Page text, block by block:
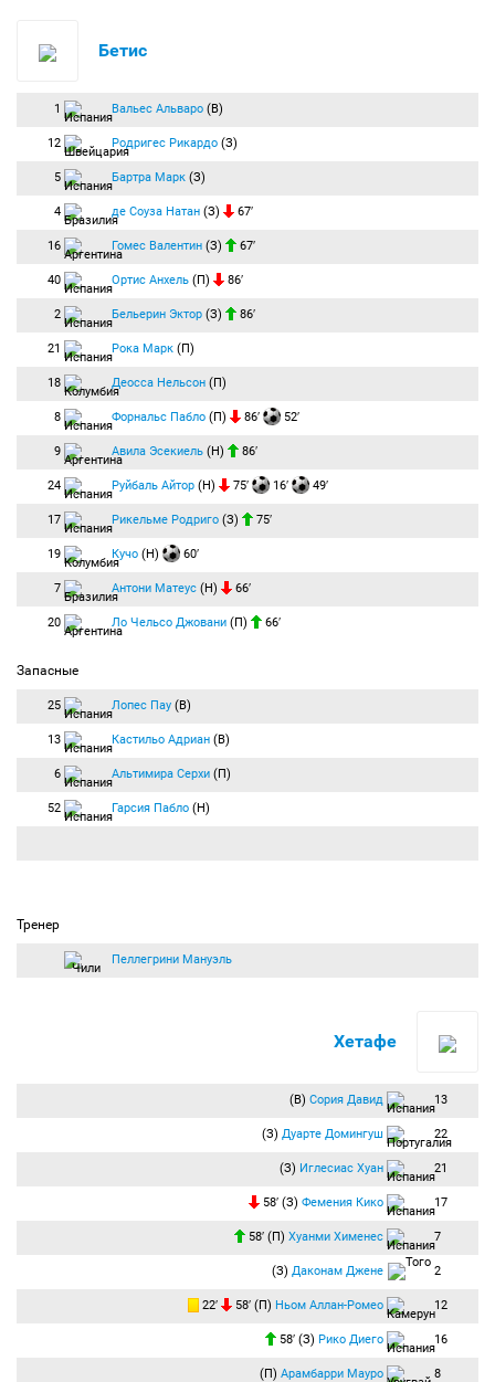
Бетис
1 Вальес Альваро (В)
12 Родригес Рикардо (З)
5 Бартра Марк (З)
4 де Соуза Натан (З) 67′
16 Гомес Валентин (З) 67′
40 Ортис Анхель (П) 86′
2 Бельерин Эктор (З) 86′
21 Рока Марк (П)
18 Деосса Нельсон (П)
8 Форнальс Пабло (П) 86′ 52′
9 Авила Эсекиель (Н) 86′
24 Руйбаль Айтор (Н) 75′ 16′ 49′
17 Рикельме Родриго (З) 75′
19 Кучо (Н) 60′
7 Антони Матеус (Н) 66′
20 Ло Чельсо Джовани (П) 66′
Запасные
25 Лопес Пау (В)
13 Кастильо Адриан (В)
6 Альтимира Серхи (П)
52 Гарсия Пабло (Н)
Тренер
Пеллегрини Мануэль
Хетафе
(В) Сория Давид 13
(З) Дуарте Домингуш 22
(З) Иглесиас Хуан 21
58′ (З) Фемения Кико 17
58′ (П) Хуанми Хименес 7
(З) Даконам Джене 2
22′ 58′ (П) Ньом Аллан-Ромео 12
58′ (З) Рико Диего 16
(П) Арамбарри Мауро 8